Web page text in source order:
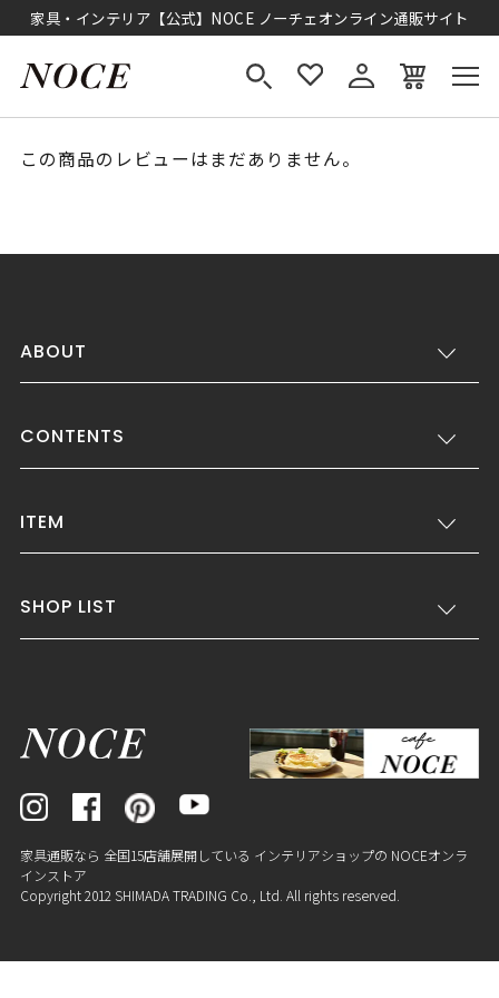
家具・インテリア【公式】NOCE ノーチェオンライン通販サイト
この商品のレビューはまだありません。
ABOUT
CONTENTS
ITEM
SHOP LIST
家具通販なら 全国15店舗展開している インテリアショップの NOCEオンラ
インストア
Copyright 2012 SHIMADA TRADING Co., Ltd. All rights reserved.